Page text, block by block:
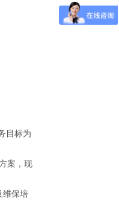
目标为
案，现
维保培